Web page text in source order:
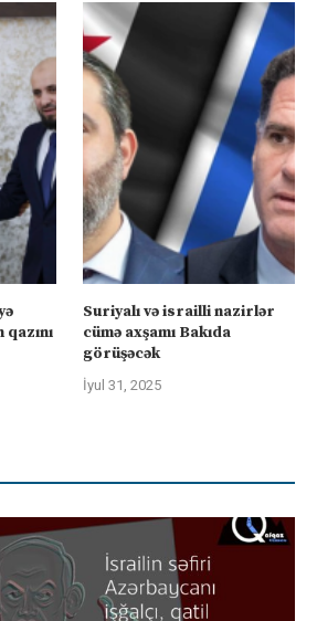
Suriyalı və israilli nazirlər
cümə axşamı Bakıda
görüşəcək
İyul 31, 2025